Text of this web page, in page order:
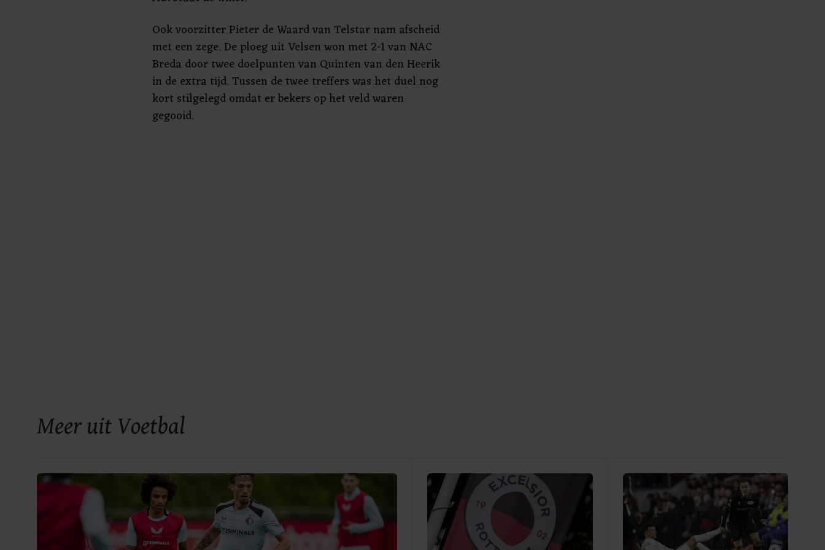
Ook voorzitter Pieter de Waard van Telstar nam afscheid
met een zege. De ploeg uit Velsen won met 2-1 van NAC
Breda door twee doelpunten van Quinten van den Heerik
in de extra tijd. Tussen de twee treffers was het duel nog
kort stilgelegd omdat er bekers op het veld waren
gegooid.
Meer uit Voetbal